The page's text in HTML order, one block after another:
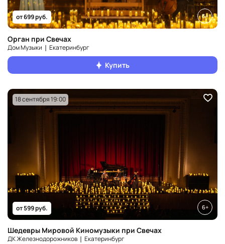
от 699 руб. 6+
Орган при Свечах
Дом Музыки ❘ Екатеринбург
Купить
18 сентября 19:00
от 599 руб. 6+
Шедевры Мировой Киномузыки при Свечах
ДК Железнодорожников ❘ Екатеринбург